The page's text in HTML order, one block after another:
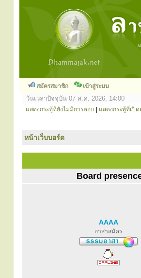
สมัครสมาชิก เข้าสู่ระบบ
วันเวลาปัจจุบัน 07 ส.ค. 2026, 14:00
แสดงกระทู้ที่ยังไม่มีการตอบ แสดงกระทู้ที่เปิ
หน้าเว็บบอร์ด
Board
AAAA
อาสาสมัคร